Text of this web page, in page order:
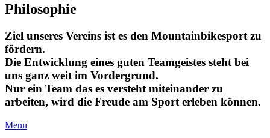
Philosophie
Ziel unseres Vereins ist es den Mountainbikesport zu
fördern.
Die Entwicklung eines guten Teamgeistes steht bei
uns ganz weit im Vordergrund.
Nur ein Team das es versteht miteinander zu
arbeiten, wird die Freude am Sport erleben können.
Menu